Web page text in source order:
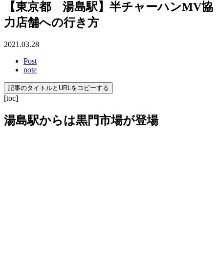
【東京都 湯島駅】半チャーハンMV協
力店舗への行き方
2021.03.28
Post
note
記事のタイトルとURLをコピーする
[toc]
湯島駅からは黒門市場が登場